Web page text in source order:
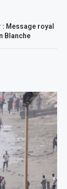
Message royal
Blanche